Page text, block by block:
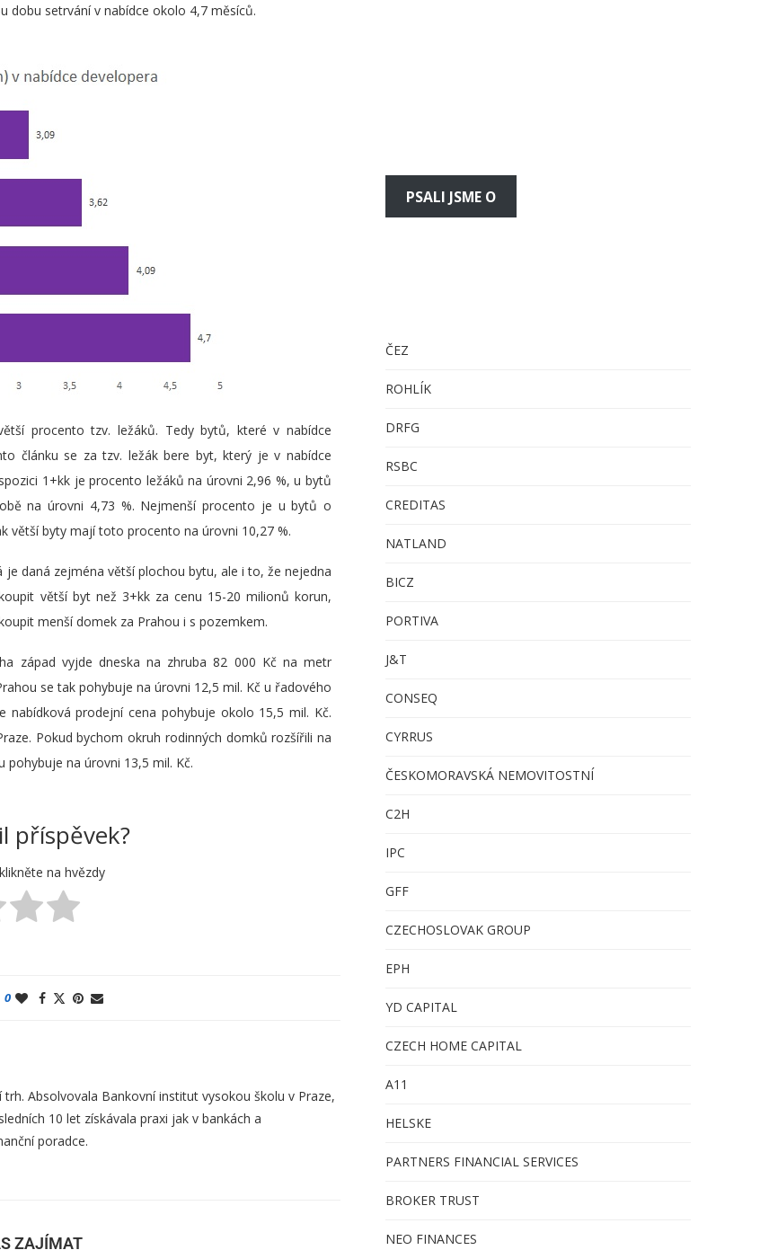
dobu setrvání v nabídce okolo 4,7 měsíců.
procento tzv. ležáků. Tedy bytů, které v nabídce
článku se za tzv. ležák bere byt, který je v nabídce
1+kk je procento ležáků na úrovni 2,96 %, u bytů
na úrovni 4,73 %. Nejmenší procento je u bytů o
větší byty mají toto procento na úrovni 10,27 %.
daná zejména větší plochou bytu, ale i to, že nejedna
větší byt než 3+kk za cenu 15-20 milionů korun,
menší domek za Prahou i s pozemkem.
západ vyjde dneska na zhruba 82 000 Kč na metr
se tak pohybuje na úrovni 12,5 mil. Kč u řadového
prodejní cena pohybuje okolo 15,5 mil. Kč.
Pokud bychom okruh rodinných domků rozšířili na
na úrovni 13,5 mil. Kč.
příspěvek?
na hvězdy
0
Absolvovala Bankovní institut vysokou školu v Praze,
10 let získávala praxi jak v bankách a
poradce.
ZAJÍMAT
PSALI JSME O
ČEZ
ROHLÍK
DRFG
RSBC
CREDITAS
NATLAND
BICZ
PORTIVA
J&T
CONSEQ
CYRRUS
ČESKOMORAVSKÁ NEMOVITOSTNÍ
C2H
IPC
GFF
CZECHOSLOVAK GROUP
EPH
YD CAPITAL
CZECH HOME CAPITAL
A11
HELSKE
PARTNERS FINANCIAL SERVICES
BROKER TRUST
NEO FINANCES